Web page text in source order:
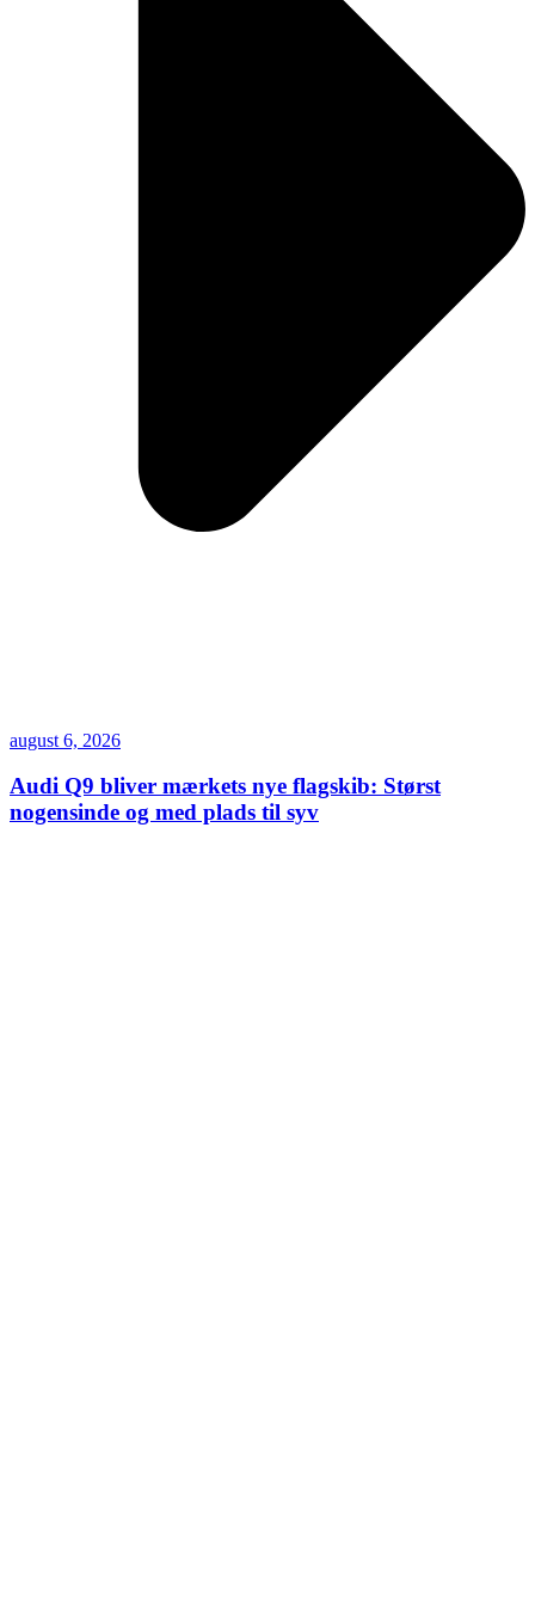
august 6, 2026
Audi Q9 bliver mærkets nye flagskib: Størst
nogensinde og med plads til syv